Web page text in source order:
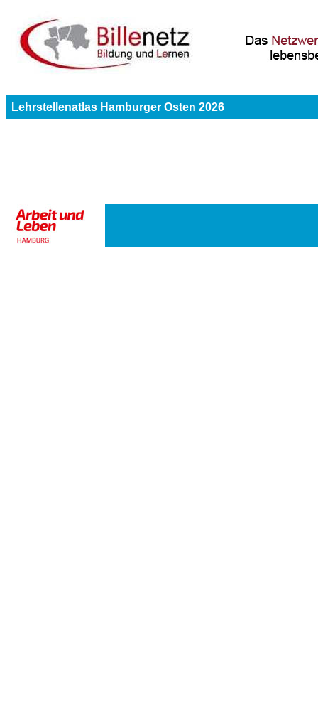
Lehrstellenatlas Hamburger Osten 2026